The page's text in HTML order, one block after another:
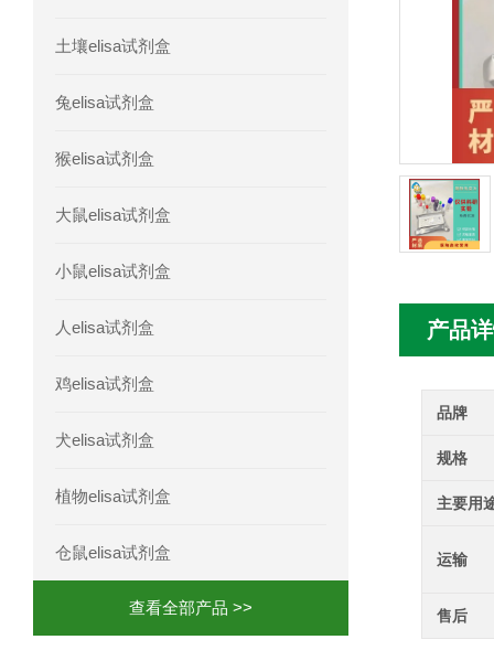
人髓系细胞触发受体-1(TREM-1)elisa
土壤elisa试剂盒
兔elisa试剂盒
猴elisa试剂盒
大鼠elisa试剂盒
小鼠elisa试剂盒
人elisa试剂盒
鸡elisa试剂盒
犬elisa试剂盒
植物elisa试剂盒
仓鼠elisa试剂盒
查看全部产品 >>
产品
品牌
规格
主要用
运输
售后